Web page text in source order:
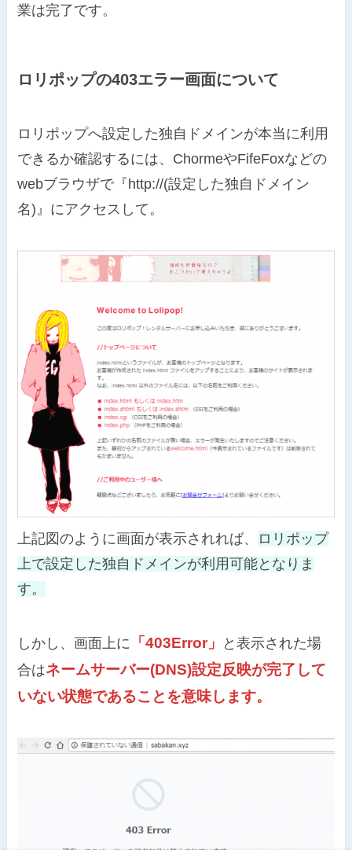
業は完了です。
ロリポップの403エラー画面について
ロリポップへ設定した独自ドメインが本当に利用
できるか確認するには、ChormeやFifeFoxなどの
webブラウザで『http://(設定した独自ドメイン
名)』にアクセスして。
上記図のように画面が表示されれば、
ロリポップ
上で設定した独自ドメインが利用可能となりま
す。
しかし、画面上に 「403Error」
と表示された場
合はネームサーバー(DNS)設定反映が完了して
いない状態であることを意味します。